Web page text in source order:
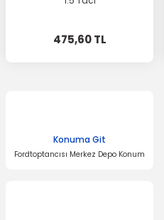
475,60 TL
Konuma Git
Fordtoptancısı Merkez Depo Konum